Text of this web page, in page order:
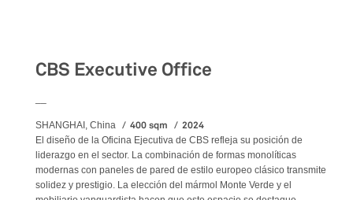
CBS Executive Office
SHANGHAI, China 400 sqm 2024
El diseño de la Oficina Ejecutiva de CBS refleja su posición de
liderazgo en el sector. La combinación de formas monolíticas
modernas con paneles de pared de estilo europeo clásico transmite
solidez y prestigio. La elección del mármol Monte Verde y el